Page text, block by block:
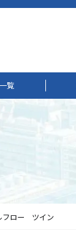
覧
フロー ツイン